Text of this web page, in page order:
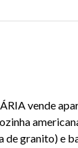
vende
de granito) e